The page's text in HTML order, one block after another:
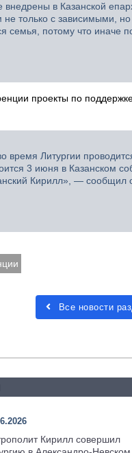
внедрены в Казанской
только с зависимыми, но
семья, потому что иначе
проекты по
время Литургии
3 июня в Казанском
Кирилл», — сообщил
Все новости
Кирилл совершил